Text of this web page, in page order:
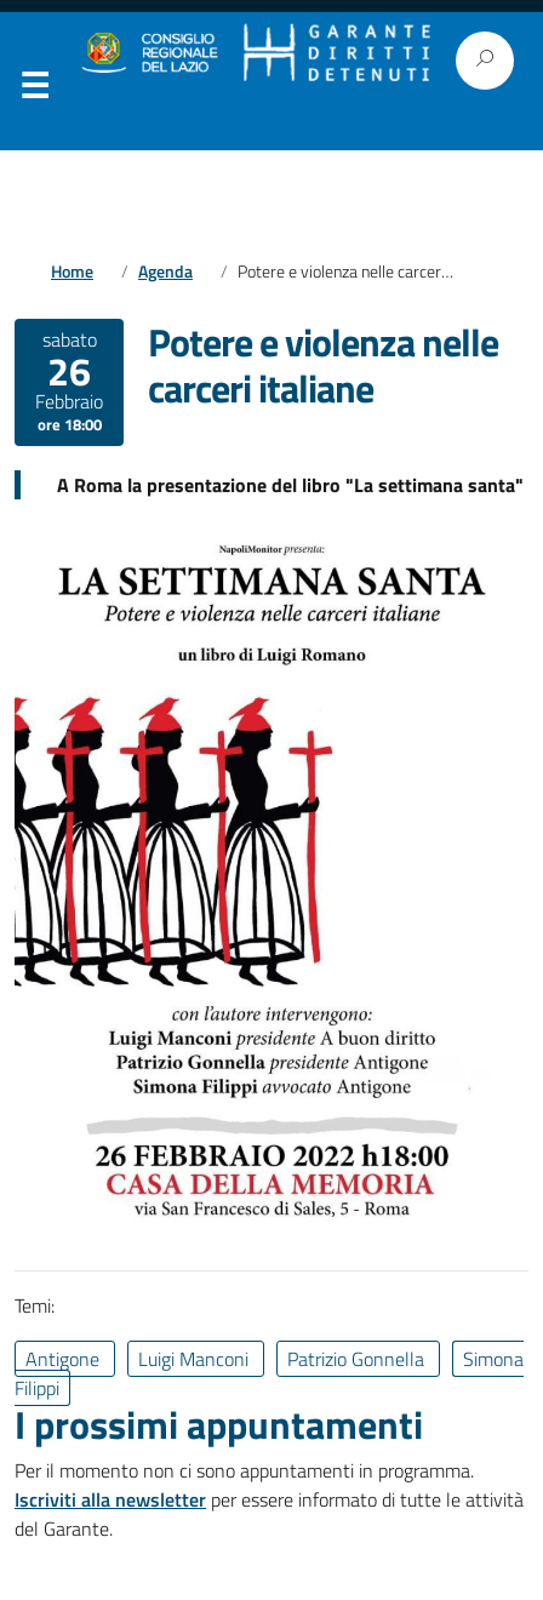
Home Agenda Potere e violenza nelle carceri italiane
sabato
26
Febbraio
ore 18:00
Potere e violenza nelle
carceri italiane
A Roma la presentazione del libro "La settimana santa"
Temi:
Antigone
Luigi Manconi Patrizio Gonnella
Simona
Filippi
I prossimi appuntamenti
Per il momento non ci sono appuntamenti in programma.
Iscriviti alla newsletter per essere informato di tutte le attività
del Garante.